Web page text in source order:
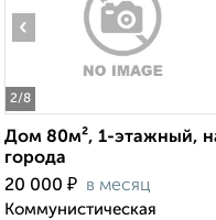
2/8
‹
Дом 80м², 1-этажный,
города
20 000 ₽ в месяц
Коммунистическая